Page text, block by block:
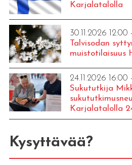
Karjalatalolla
30.11.2026 12:00
Talvisodan
muistotilaisuus
24.11.2026 16:00
Sukututkija
Karjalatalolla
Kysyttävää?